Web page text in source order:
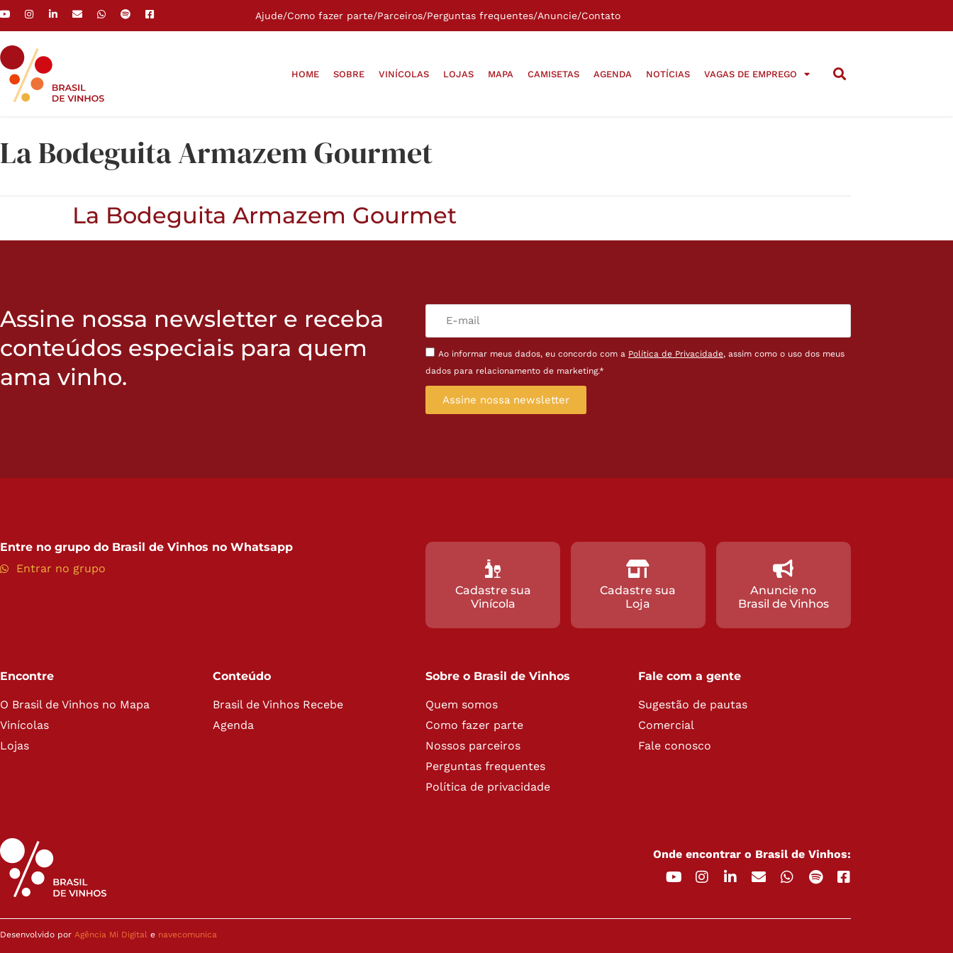
Ajude/Como fazer parte/Parceiros/Perguntas frequentes/Anuncie/Contato
HOME SOBRE VINÍCOLAS LOJAS MAPA CAMISETAS AGENDA NOTÍCIAS VAGAS DE EMPREGO
La Bodeguita Armazem Gourmet
La Bodeguita Armazem Gourmet
Assine nossa newsletter e receba
conteúdos especiais para quem
ama vinho.
Ao informar meus dados, eu concordo com a Política de Privacidade, assim como o uso dos meus
dados para relacionamento de marketing.*
Assine nossa newsletter
Entre no grupo do Brasil de Vinhos no Whatsapp
Entrar no grupo
Cadastre sua
Vinícola
Cadastre sua
Loja
Anuncie no
Brasil de Vinhos
Encontre
O Brasil de Vinhos no Mapa
Vinícolas
Lojas
Conteúdo
Brasil de Vinhos Recebe
Agenda
Sobre o Brasil de Vinhos
Quem somos
Como fazer parte
Nossos parceiros
Perguntas frequentes
Política de privacidade
Fale com a gente
Sugestão de pautas
Comercial
Fale conosco
Onde encontrar o Brasil de Vinhos:
Desenvolvido por Agência Mi Digital e navecomunica